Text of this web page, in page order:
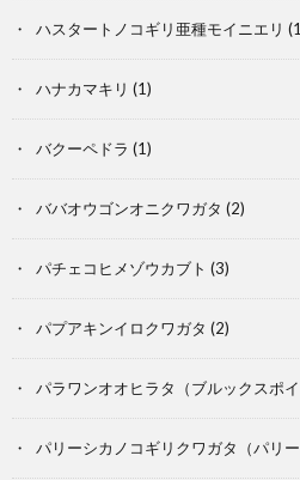
ハスタートノコギリ亜種モイニエリ
ハナカマキリ (1)
バクーペドラ (1)
ババオウゴンオニクワガタ (2)
パチェコヒメゾウカブト (3)
パプアキンイロクワガタ (2)
パラワンオオヒラタ（ブルックスポ
パリーシカノコギリクワガタ（パリー